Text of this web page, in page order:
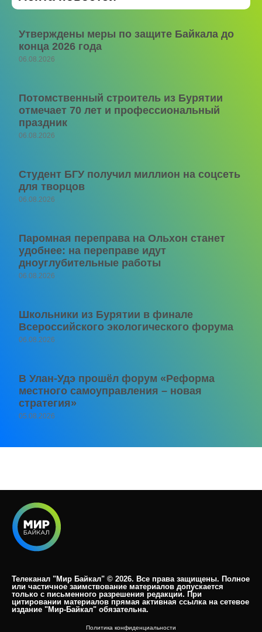
Утверждены меры по защите Байкала до
конца 2026 года
06.08.2026
Потомственный строитель из Бурятии
отмечает 70 лет и профессиональный
праздник
06.08.2026
Студент БГУ получил миллион на соцсеть
для творцов
06.08.2026
Паромная переправа на Ольхон станет
удобнее: на переправе идут
дноуглубительные работы
06.08.2026
Школьники из Бурятии в финале
Всероссийского экологического форума
06.08.2026
В Улан-Удэ прошёл форум «Реформа
местного самоуправления – новая
стратегия»
05.08.2026
Телеканал "Мир Байкал" © 2026. Все права защищены. Полное
или частичное заимствование материалов допускается
только с письменного разрешения редакции. При
цитировании материалов прямая активная ссылка на сетевое
издание "Мир-Байкал" обязательна.​
Политика конфиденциальности